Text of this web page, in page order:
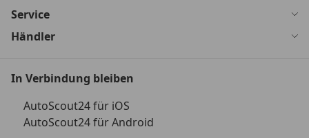
Service
Händler
In Verbindung bleiben
AutoScout24 für iOS
AutoScout24 für Android